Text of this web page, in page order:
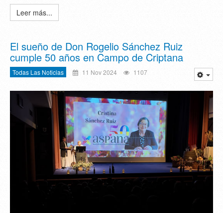
Leer más...
El sueño de Don Rogelio Sánchez Ruiz
cumple 50 años en Campo de Criptana
Todas Las Noticias 11 Nov 2024 1107